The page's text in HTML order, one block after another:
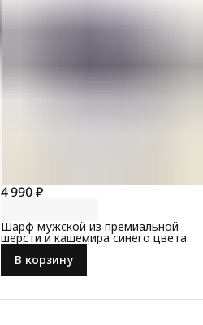
4 990 ₽
Шарф мужской из премиальной
шерсти и кашемира синего цвета
В корзину